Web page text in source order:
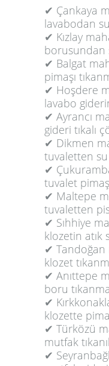
✔ Çankaya
lavabodan
✔ Kızlay
borusundan
✔ Balgat
pimaşı
✔ Hoşdere
lavabo
✔ Ayrancı
gideri tıkalı
✔ Dikmen
tuvaletten su
✔
tuvalet
✔ Maltepe
tuvaletten
✔ Sıhhiye
klozetin atık
✔ Tandoğan
klozet
✔ Anıttepe
boru
✔
klozette
✔ Türközü
mutfak
✔